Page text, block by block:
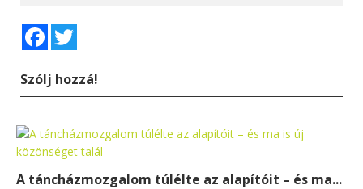
Facebook
Szólj hozzá!
A táncházmozgalom túlélte az alapítóit – és ma...